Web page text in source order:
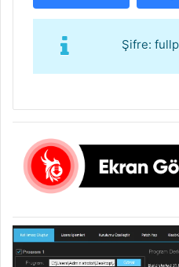
Şifre: